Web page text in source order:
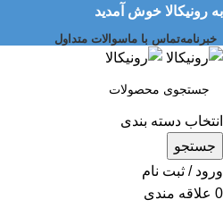
به رونیکالا خوش آمدید
خبرنامهتماس با ماسوالات متداول
انتخاب دسته بندی
جستجو
ورود / ثبت نام
0 علاقه مندی